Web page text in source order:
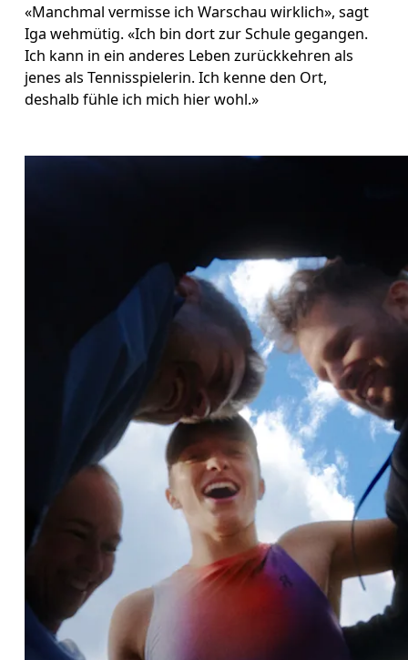
«Manchmal vermisse ich Warschau wirklich», sagt
Iga wehmütig. «Ich bin dort zur Schule gegangen.
Ich kann in ein anderes Leben zurückkehren als
jenes als Tennisspielerin. Ich kenne den Ort,
deshalb fühle ich mich hier wohl.»